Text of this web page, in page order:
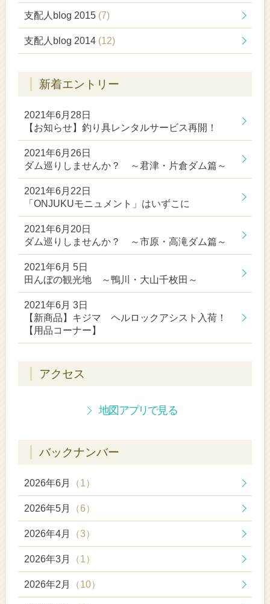
支配人blog 2015 (7)
支配人blog 2014 (12)
新着エントリー
2021年6月28日
【お知らせ】釣り具レンタルサービス再開！
2021年6月26日
ダム巡りしませんか？ ～君津・片倉ダム篇～
2021年6月22日
「ONJUKUモニュメント」はいずこに
2021年6月20日
ダム巡りしませんか？ ～市原・高滝ダム篇～
2021年6月 5日
田んぼの観光地 ～鴨川・大山千枚田～
2021年6月 3日
【新商品】キジマ ヘルロックアシスト入荷！
【用品コーナー】
アクセス
地図アプリで見る
バックナンバー
2026年6月 （1）
2026年5月 （6）
2026年4月 （3）
2026年3月 （1）
2026年2月 （10）